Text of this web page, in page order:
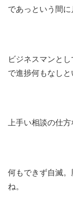
であっという間に
ビジネスマンと
で進捗何もなしと
上手い相談の仕
何もできず自滅
ね。